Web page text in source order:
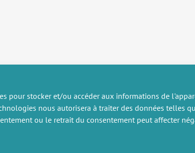
pour stocker et/ou accéder aux informations de
nous autorisera à traiter des données telles
ou le retrait du consentement peut affecter
RECHERCHE DIVERS